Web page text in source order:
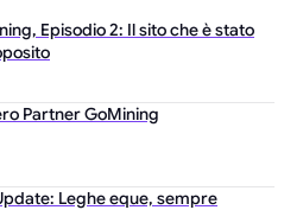
Episodio 2: Il sito che è stato
Partner GoMining
Leghe eque, sempre